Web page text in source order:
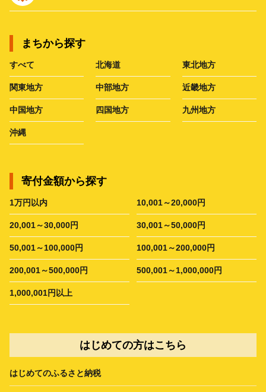
まちから探す
すべて 北海道 東北地方
関東地方 中部地方 近畿地方
中国地方 四国地方 九州地方
沖縄
寄付金額から探す
1万円以内 10,001～20,000円
20,001～30,000円 30,001～50,000円
50,001～100,000円 100,001～200,000円
200,001～500,000円 500,001～1,000,000円
1,000,001円以上
はじめての方はこちら
はじめてのふるさと納税